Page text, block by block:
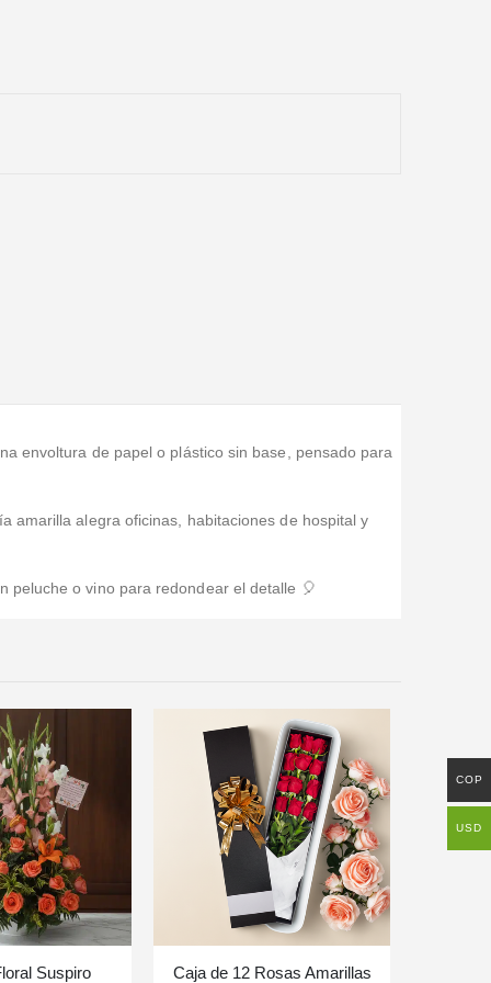
envoltura de papel o plástico sin base, pensado para
amarilla alegra oficinas, habitaciones de hospital y
peluche o vino para redondear el detalle 🎈
Suspiro Caja de 12 Rosas Amarillas
COP
USD